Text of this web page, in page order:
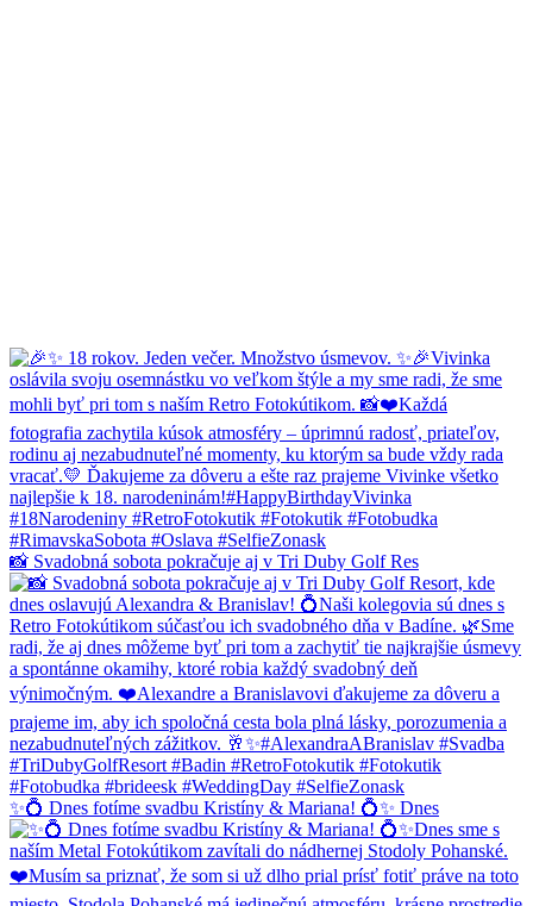
📸 Svadobná sobota pokračuje aj v Tri Duby Golf Res
✨💍 Dnes fotíme svadbu Kristíny & Mariana! 💍✨ Dnes